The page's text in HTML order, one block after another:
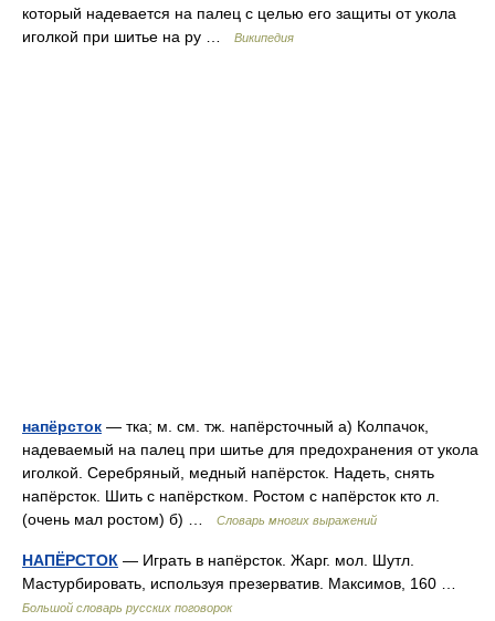
который надевается на палец с целью его защиты от укола
иголкой при шитье на ру …
Википедия
напёрсток — тка; м. см. тж. напёрсточный а) Колпачок,
надеваемый на палец при шитье для предохранения от укола
иголкой. Серебряный, медный напёрсток. Надеть, снять
напёрсток. Шить с напёрстком. Ростом с напёрсток кто л.
(очень мал ростом) б) …
Словарь многих выражений
НАПЁРСТОК — Играть в напёрсток. Жарг. мол. Шутл.
Мастурбировать, используя презерватив. Максимов, 160 …
Большой словарь русских поговорок